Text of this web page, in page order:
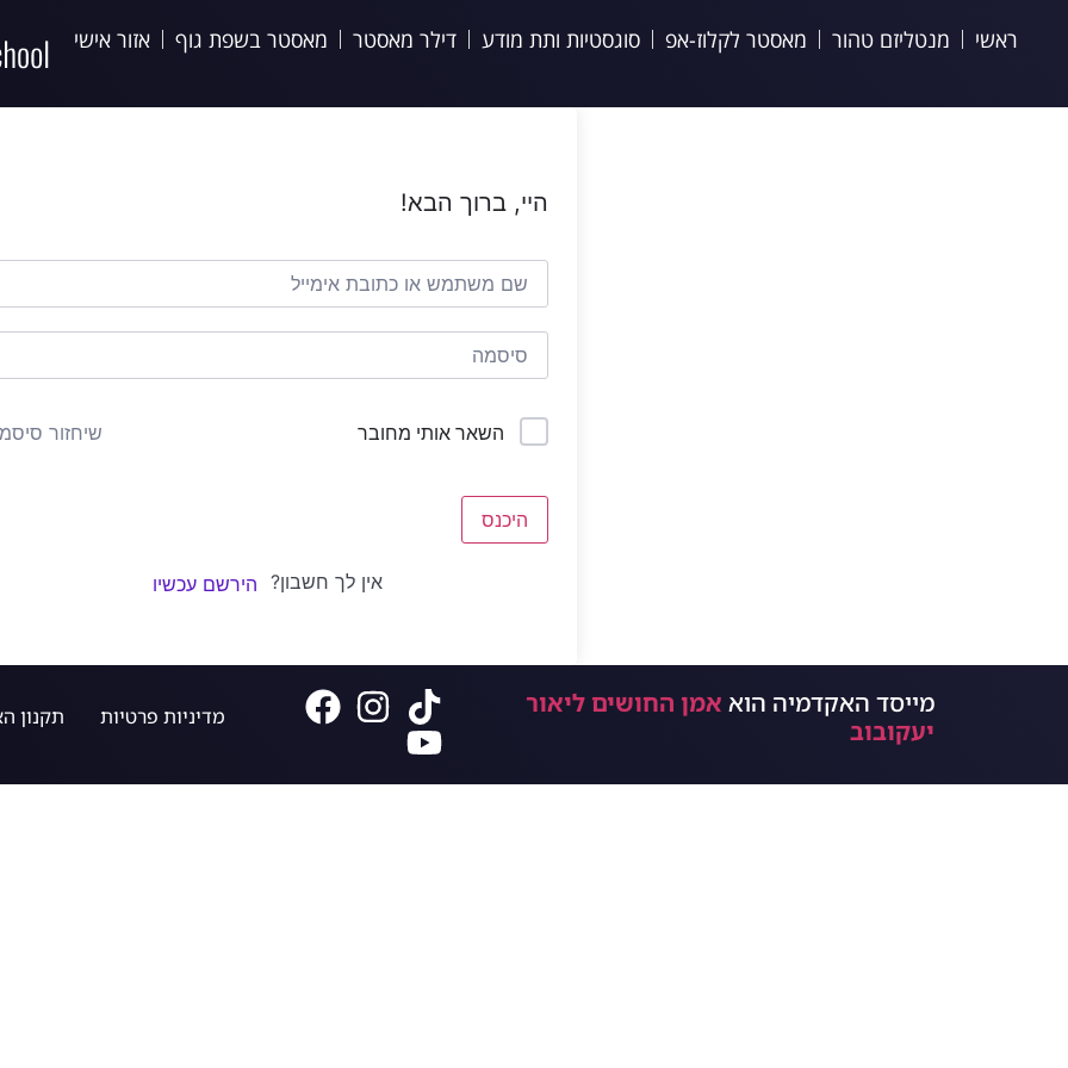
ראשי מנטליזם טהור מאסטר לקלוז-אפ סוגסטיות ותת מודע דילר מאסטר מאסטר בשפת גוף אזור אישי
היי, ברוך הבא!
השאר אותי מחובר שיחזור
היכנס
אין לך חשבון? הירשם עכשיו
מייסד האקדמיה הוא אמן החושים ליאור
יעקובוב
מדיניות פרטיות תקנון